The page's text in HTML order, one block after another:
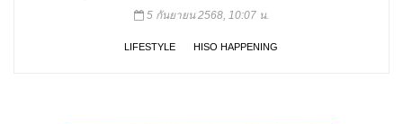
5 กันยายน 2568, 10:07 น.
LIFESTYLE HISO HAPPENING